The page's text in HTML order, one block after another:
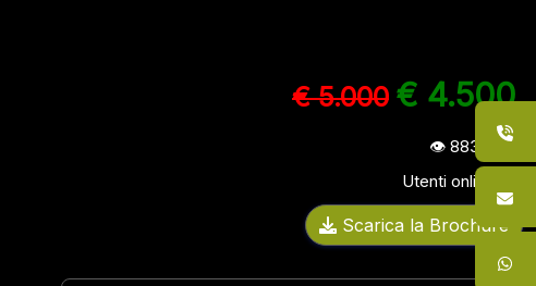
€ 5.000 € 4.500
883
visite
Utenti online:
Scarica la Brochure